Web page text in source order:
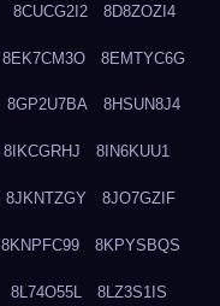
8CUCG2I2 8D8ZOZI4
8EK7CM3O 8EMTYC6G
8GP2U7BA 8HSUN8J4
8IKCGRHJ 8IN6KUU1
8JKNTZGY 8JO7GZIF
8KNPFC99 8KPYSBQS
8L74O55L 8LZ3S1IS